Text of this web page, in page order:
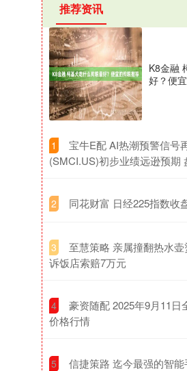
推荐资讯
K8金融
好？便
1
宝牛E配 AI热潮预警信号
(SMCI.US)初步业绩远逊预期
2 同花财富 日经225指数收
3
至慧策略 亲属撞翻热水
诉饭店索赔7万元
4
豪资随配 2025年9月11
价格行情
5
信捷策路 迄今最强的智